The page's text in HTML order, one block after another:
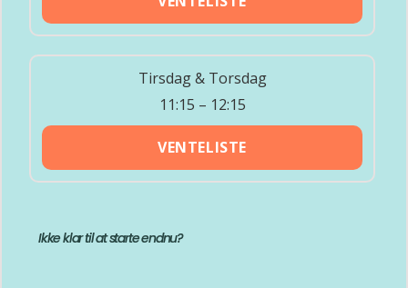
Tirsdag & Torsdag
11:15 – 12:15
VENTELISTE
Ikke klar til at starte endnu?